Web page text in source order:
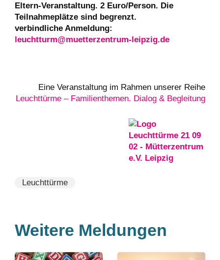
Eltern-Veranstaltung. 2 Euro/Person. Die
Teilnahmeplätze sind begrenzt.
verbindliche Anmeldung:
leuchtturm@muetterzentrum-leipzig.de
Eine Veranstaltung im Rahmen unserer Reihe
Leuchttürme – Familienthemen. Dialog & Begleitung
Leuchttürme
Weitere Meldungen